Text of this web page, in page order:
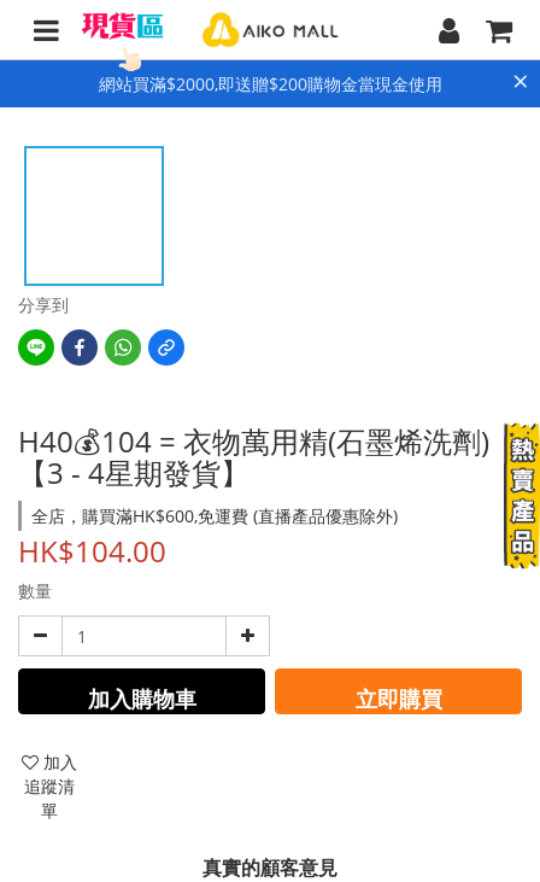
網站買滿$2000,即送贈$200購物金當現金使用 ×
分享到
H40💰104 = 衣物萬用精(石墨烯洗劑)
【3 - 4星期發貨】
全店，購買滿HK$600,免運費 (直播產品優惠除外)
HK$104.00
數量
加入購物車 立即購買
加入
追蹤清
單
真實的顧客意見